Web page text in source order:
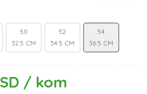
50
32.5 CM
52
34.5 CM
54
36.5 CM
/ kom